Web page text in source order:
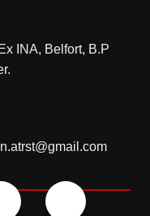
INA, Belfort, B.P